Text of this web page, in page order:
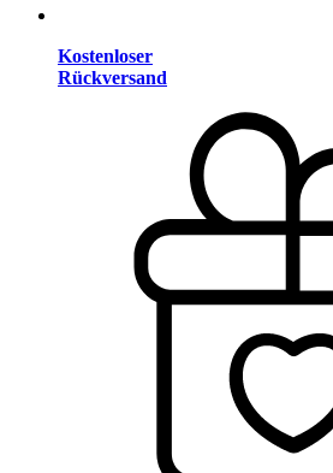
Kostenloser
Rückversand